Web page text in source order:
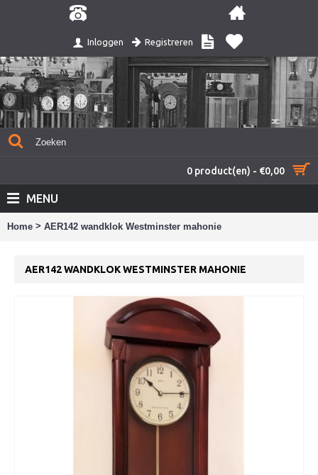
Inloggen Registreren
0 product(en) - €0,00
MENU
Home > AER142 wandklok Westminster mahonie
AER142 WANDKLOK WESTMINSTER MAHONIE